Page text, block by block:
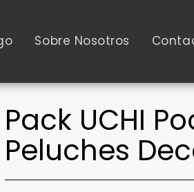
Sobre Nosotros
Pack UCHI
Peluches